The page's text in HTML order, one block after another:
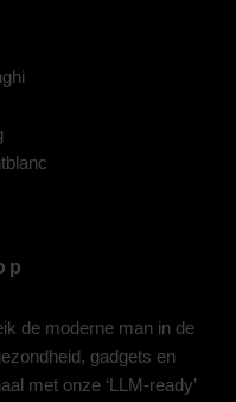
de moderne man in de
gadgets en
met onze ‘LLM-ready’